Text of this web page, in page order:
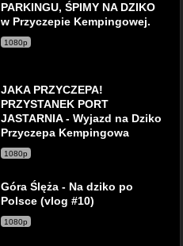
PARKINGU, ŚPIMY NA DZIKO
w Przyczepie Kempingowej.
1080p
JAKA PRZYCZEPA!
PRZYSTANEK PORT
JASTARNIA - Wyjazd na Dziko
Przyczepa Kempingowa
1080p
Góra Ślęża - Na dziko po
Polsce (vlog #10)
1080p